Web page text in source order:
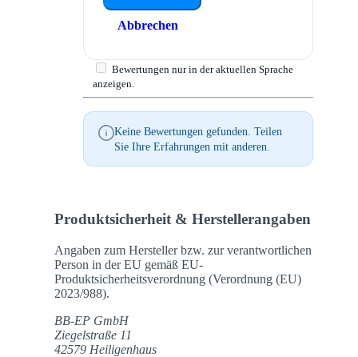
Abbrechen
Bewertungen nur in der aktuellen Sprache
anzeigen.
Keine Bewertungen gefunden. Teilen
Sie Ihre Erfahrungen mit anderen.
Produktsicherheit & Herstellerangaben
Angaben zum Hersteller bzw. zur verantwortlichen
Person in der EU gemäß EU-
Produktsicherheitsverordnung (Verordnung (EU)
2023/988).
BB-EP GmbH
Ziegelstraße 11
42579 Heiligenhaus